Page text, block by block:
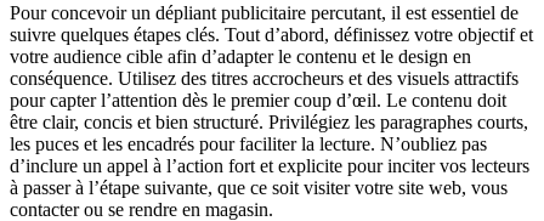
Pour concevoir un dépliant publicitaire percutant, il est essentiel de
suivre quelques étapes clés. Tout d’abord, définissez votre objectif et
votre audience cible afin d’adapter le contenu et le design en
conséquence. Utilisez des titres accrocheurs et des visuels attractifs
pour capter l’attention dès le premier coup d’œil. Le contenu doit
être clair, concis et bien structuré. Privilégiez les paragraphes courts,
les puces et les encadrés pour faciliter la lecture. N’oubliez pas
d’inclure un appel à l’action fort et explicite pour inciter vos lecteurs
à passer à l’étape suivante, que ce soit visiter votre site web, vous
contacter ou se rendre en magasin.